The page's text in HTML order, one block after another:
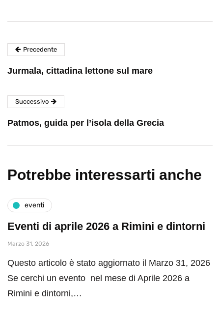
Precedente
Jurmala, cittadina lettone sul mare
Successivo
Patmos, guida per l’isola della Grecia
Potrebbe interessarti anche
eventi
Eventi di aprile 2026 a Rimini e dintorni
Marzo 31, 2026
Questo articolo è stato aggiornato il Marzo 31, 2026
Se cerchi un evento nel mese di Aprile 2026 a
Rimini e dintorni,…